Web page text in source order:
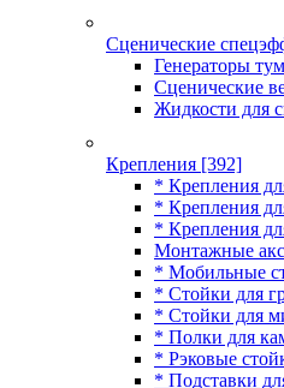
Сценические
Генераторы
Сценические
Жидкости для
Крепления [392]
* Крепления
* Крепления
* Крепления
Монтажные
* Мобильные
* Стойки для
* Стойки для
* Полки для
* Рэковые
* Подставки